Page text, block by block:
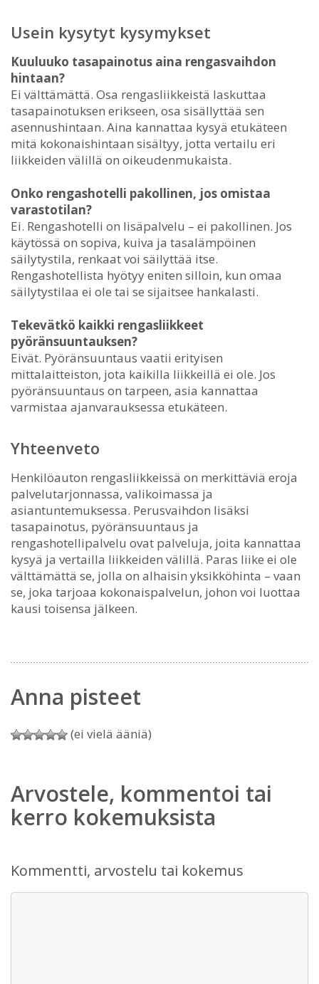
Usein kysytyt kysymykset
Kuuluuko tasapainotus aina rengasvaihdon
hintaan?
Ei välttämättä. Osa rengasliikkeistä laskuttaa
tasapainotuksen erikseen, osa sisällyttää sen
asennushintaan. Aina kannattaa kysyä etukäteen
mitä kokonaishintaan sisältyy, jotta vertailu eri
liikkeiden välillä on oikeudenmukaista.
Onko rengashotelli pakollinen, jos omistaa
varastotilan?
Ei. Rengashotelli on lisäpalvelu – ei pakollinen. Jos
käytössä on sopiva, kuiva ja tasalämpöinen
säilytystila, renkaat voi säilyttää itse.
Rengashotellista hyötyy eniten silloin, kun omaa
säilytystilaa ei ole tai se sijaitsee hankalasti.
Tekevätkö kaikki rengasliikkeet
pyöränsuuntauksen?
Eivät. Pyöränsuuntaus vaatii erityisen
mittalaitteiston, jota kaikilla liikkeillä ei ole. Jos
pyöränsuuntaus on tarpeen, asia kannattaa
varmistaa ajanvarauksessa etukäteen.
Yhteenveto
Henkilöauton rengasliikkeissä on merkittäviä eroja
palvelutarjonnassa, valikoimassa ja
asiantuntemuksessa. Perusvaihdon lisäksi
tasapainotus, pyöränsuuntaus ja
rengashotellipalvelu ovat palveluja, joita kannattaa
kysyä ja vertailla liikkeiden välillä. Paras liike ei ole
välttämättä se, jolla on alhaisin yksikköhinta – vaan
se, joka tarjoaa kokonaispalvelun, johon voi luottaa
kausi toisensa jälkeen.
Anna pisteet
(ei vielä ääniä)
Arvostele, kommentoi tai
kerro kokemuksista
Kommentti, arvostelu tai kokemus